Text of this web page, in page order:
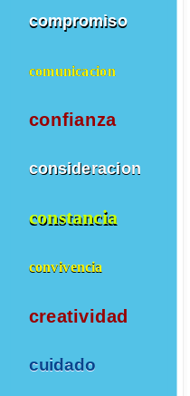
compromiso
comunicacion
confianza
consideracion
constancia
convivencia
creatividad
cuidado